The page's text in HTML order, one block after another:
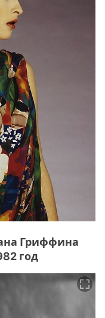
Гриффина
год